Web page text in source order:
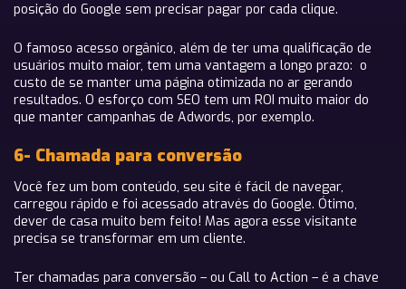
posição do Google sem precisar pagar por cada clique.
O famoso acesso orgânico, além de ter uma qualificação de
usuários muito maior, tem uma vantagem a longo prazo: o
custo de se manter uma página otimizada no ar gerando
resultados. O esforço com SEO tem um ROI muito maior do
que manter campanhas de Adwords, por exemplo.
6- Chamada para conversão
Você fez um bom conteúdo, seu site é fácil de navegar,
carregou rápido e foi acessado através do Google. Ótimo,
dever de casa muito bem feito! Mas agora esse visitante
precisa se transformar em um cliente.
Ter chamadas para conversão – ou Call to Action – é a chave